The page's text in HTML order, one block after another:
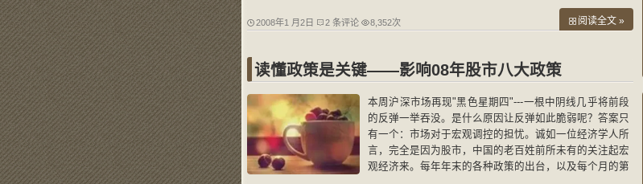
2008年1 月2日 2 条评论 8,352次 阅读全文 »
读懂政策是关键——影响08年股市八大政策
本周沪深市场再现"黑色星期四"---一根中阴线几乎将前段
的反弹一举吞没。是什么原因让反弹如此脆弱呢？答案只
有一个：市场对于宏观调控的担忧。诚如一位经济学人所
言，完全是因为股市，中国的老百姓前所未有的关注起宏
观经济来。每年年末的各种政策的出台，以及每个月的第